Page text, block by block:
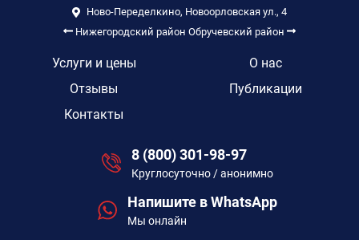
Ново-Переделкино, Новоорловская ул., 4
Нижегородский район Обручевский район
Услуги и цены
О нас
Отзывы
Публикации
Контакты
8 (800) 301-98-97
Круглосуточно / анонимно
Напишите в WhatsApp
Мы онлайн